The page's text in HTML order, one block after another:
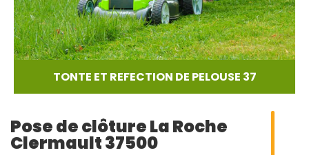
TONTE ET REFECTION DE PELOUSE 37
Pose de clôture La Roche
Clermault 37500